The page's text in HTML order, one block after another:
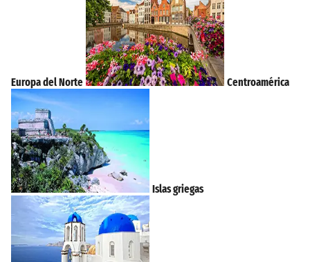
Europa del Norte Centroamérica
Islas griegas